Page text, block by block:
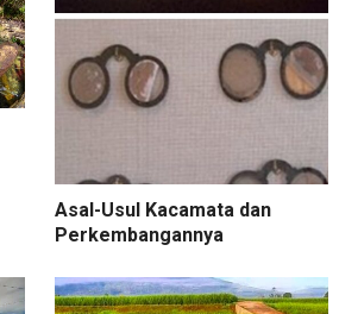
Asal-Usul Kacamata dan
Perkembangannya